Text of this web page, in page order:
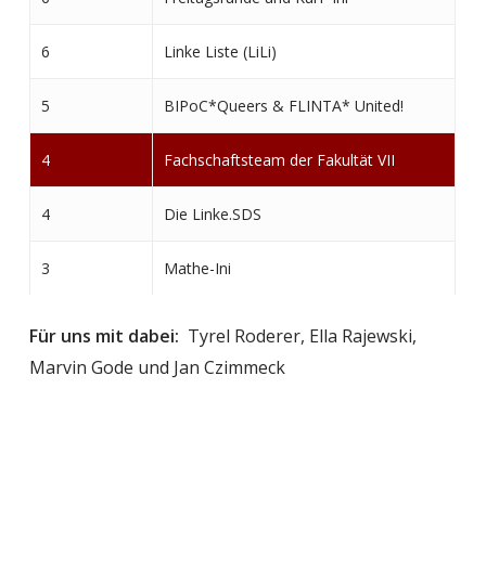
6 Linke Liste (LiLi)
5 BIPoC*Queers & FLINTA* United!
4 Fachschaftsteam der Fakultät VII
4 Die Linke.SDS
3 Mathe-Ini
3 Liberale Hochschulgruppe (LHG)
Für uns mit dabei: Tyrel Roderer, Ella Rajewski,
Marvin Gode und Jan Czimmeck